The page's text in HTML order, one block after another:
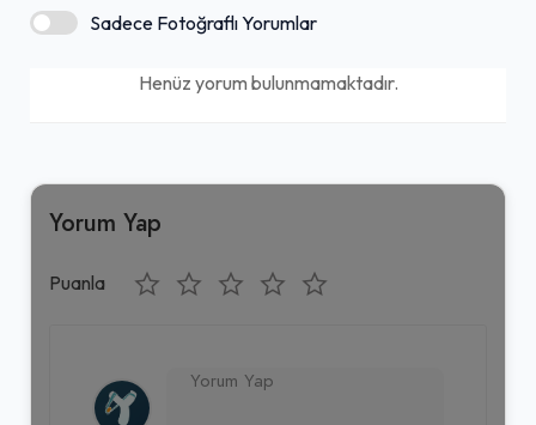
Sadece Fotoğraflı Yorumlar
Henüz yorum bulunmamaktadır.
Yorum Yap
Puanla